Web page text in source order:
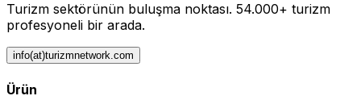
Turizm sektörünün buluşma noktası. 54.000+ turizm
profesyoneli bir arada.
info(at)turizmnetwork.com
Ürün